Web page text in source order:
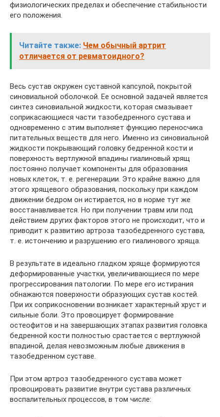
физиологических пределах и обеспечение стабильности
его положения.
Читайте также: Чем обычный артрит
отличается от ревматоидного?
Весь сустав окружен суставной капсулой, покрытой
синовиальной оболочкой. Ее основной задачей является
синтез синовиальной жидкости, которая смазывает
соприкасающиеся части тазобедренного сустава и
одновременно с этим выполняет функцию переносчика
питательных веществ для него. Именно из синовиальной
жидкости покрывающий головку бедренной кости и
поверхность вертлужной впадины гиалиновый хрящ
постоянно получает компоненты для образования
новых клеток, т. е. регенерации. Это крайне важно для
этого хрящевого образования, поскольку при каждом
движении бедром он истирается, но в норме тут же
восстанавливается. Но при получении травм или под
действием других факторов этого не происходит, что и
приводит к развитию артроза тазобедренного сустава,
т. е. истончению и разрушению его гиалинового хряща.
В результате в идеально гладком хряще формируются
деформированные участки, увеличивающиеся по мере
прогрессирования патологии. По мере его истирания
обнажаются поверхности образующих сустав костей.
При их соприкосновении возникает характерный хруст и
сильные боли. Это провоцирует формирование
остеофитов и на завершающих этапах развития головка
бедренной кости полностью срастается с вертлужной
впадиной, делая невозможным любые движения в
тазобедренном суставе.
При этом артроз тазобедренного сустава может
провоцировать развитие внутри сустава различных
воспалительных процессов, в том числе: